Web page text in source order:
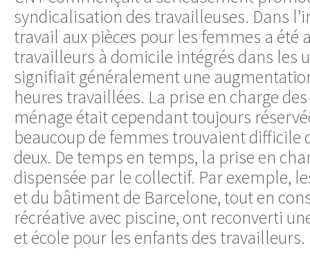
syndicalisation des travailleuses. Dans
travail aux pièces pour les femmes a été
travailleurs à domicile intégrés dans les
signifiait généralement une
heures travaillées. La prise en charge
ménage était cependant toujours
beaucoup de femmes trouvaient difficile
deux. De temps en temps, la prise en
dispensée par le collectif. Par exemple,
et du bâtiment de Barcelone, tout en
récréative avec piscine, ont reconverti
et école pour les enfants des travailleurs.